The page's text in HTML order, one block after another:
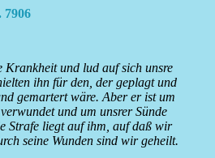
Krankheit und lud auf sich unsre
ihn für den, der geplagt und
gemartert wäre. Aber er ist um
und um unsrer Sünde
Strafe liegt auf ihm, auf daß wir
seine Wunden sind wir geheilt.